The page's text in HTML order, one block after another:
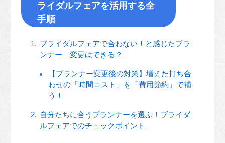
ライダルフェアを活用する全
手順
ブライダルフェアで合わない！と感じたプラ
ンナー、変更はできる？
【プランナー変更後の対策】増えた打ち合
わせの「時間コスト」を「費用節約」で補
う！
自分たちに合うプランナーを選ぶ！ブライダ
ルフェアでのチェックポイント